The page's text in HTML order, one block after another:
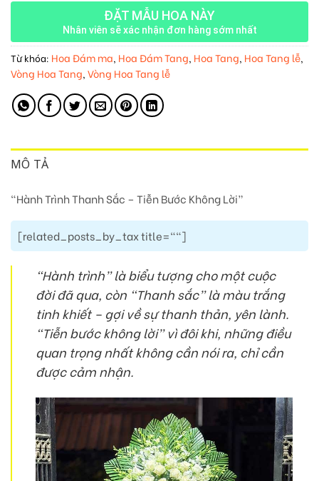
ĐẶT MẪU HOA NÀY
Nhân viên sẽ xác nhận đơn hàng sớm nhất
Từ khóa: Hoa Đám ma, Hoa Đám Tang, Hoa Tang, Hoa Tang lễ,
Vòng Hoa Tang, Vòng Hoa Tang lễ
MÔ TẢ
“Hành Trình Thanh Sắc – Tiễn Bước Không Lời”
[related_posts_by_tax title=""]
“Hành trình” là biểu tượng cho một cuộc
đời đã qua, còn “Thanh sắc” là màu trắng
tinh khiết – gợi về sự thanh thản, yên lành.
“Tiễn bước không lời” vì đôi khi, những điều
quan trọng nhất không cần nói ra, chỉ cần
được cảm nhận.